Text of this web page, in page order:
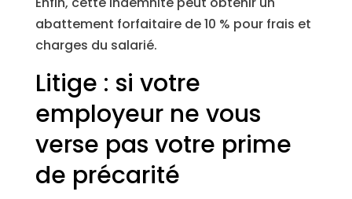
abattement forfaitaire de 10 % pour frais et
charges du salarié.
Litige : si votre
employeur ne vous
verse pas votre prime
de précarité